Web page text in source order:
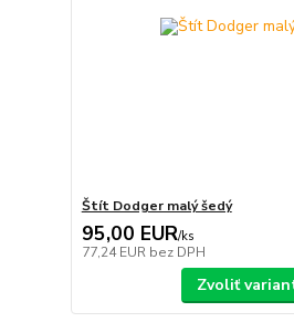
Štít Dodger malý šedý
95,00 EUR/ks
77,24 EUR bez DPH
Zvoliť